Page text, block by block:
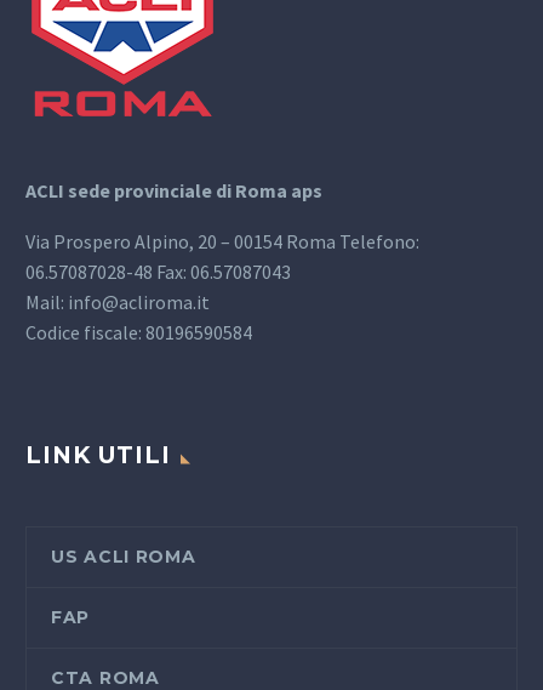
ACLI sede provinciale di Roma aps
Via Prospero Alpino, 20 – 00154 Roma Telefono:
06.57087028-48 Fax: 06.57087043
Mail: info@acliroma.it
Codice fiscale: 80196590584
LINK UTILI
US ACLI ROMA
FAP
CTA ROMA